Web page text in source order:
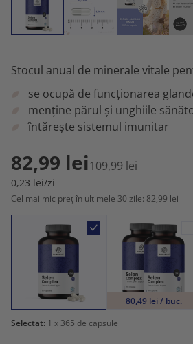
Stocul anual de minerale vitale
se ocupă de funcționarea
menține părul și unghiile
întărește sistemul imunitar
82,99 lei109,99 lei
0,23 lei/zi
Cel mai mic preț în ultimele 30 zile: 82,99 lei
80,49 lei / buc.
Selectat: 1 x 365 de capsule